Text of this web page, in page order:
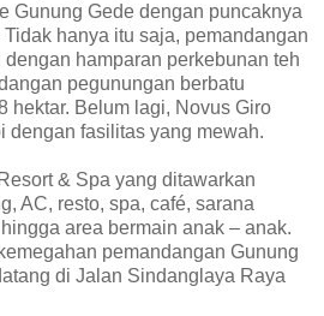
Gunung Gede dengan puncaknya
hanya itu saja, pemandangan
hamparan perkebunan teh
pegunungan berbatu
hektar. Belum lagi, Novus Giro
dengan fasilitas yang mewah.
& Spa yang ditawarkan
AC, resto, spa, café, sarana
area bermain anak – anak.
pemandangan Gunung
di Jalan Sindanglaya Raya